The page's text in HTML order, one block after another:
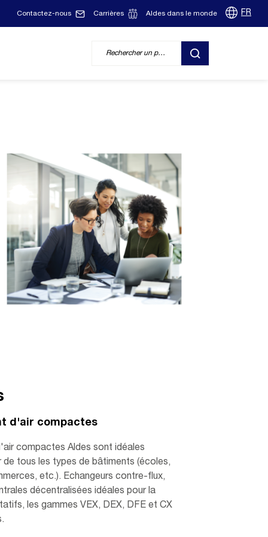
Contactez-nous Carrières Aldes dans le monde FR
RECHERCHER
d'air compactes
compactes Aldes sont idéales
de tous les types de bâtiments (écoles,
etc.). Echangeurs contre-flux,
décentralisées idéales pour la
les gammes VEX, DEX, DFE et CX